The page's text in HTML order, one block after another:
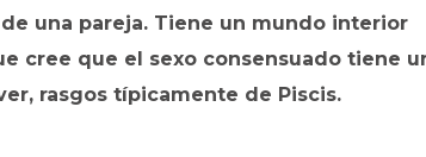
una pareja. Tiene un mundo interior
cree que el sexo consensuado tiene
rasgos típicamente de Piscis.